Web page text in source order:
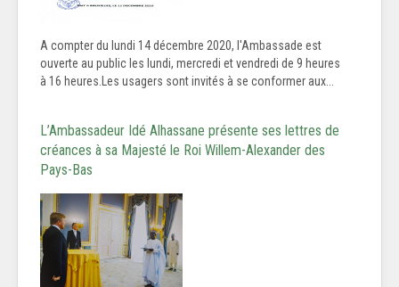
A compter du lundi 14 décembre 2020, l'Ambassade est
ouverte au public les lundi, mercredi et vendredi de 9 heures
à 16 heures.Les usagers sont invités à se conformer aux...
L’Ambassadeur Idé Alhassane présente ses lettres de
créances à sa Majesté le Roi Willem-Alexander des
Pays-Bas